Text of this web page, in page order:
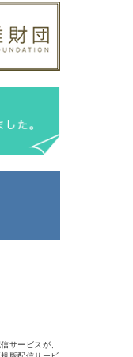
サービスが、